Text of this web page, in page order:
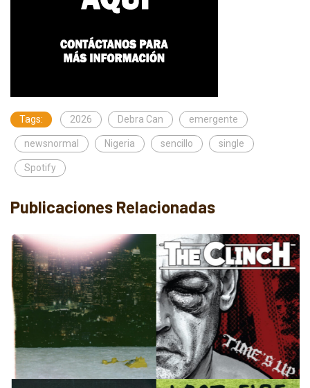
Tags: 2026 Debra Can emergente
newsnormal Nigeria sencillo single
Spotify
Publicaciones Relacionadas